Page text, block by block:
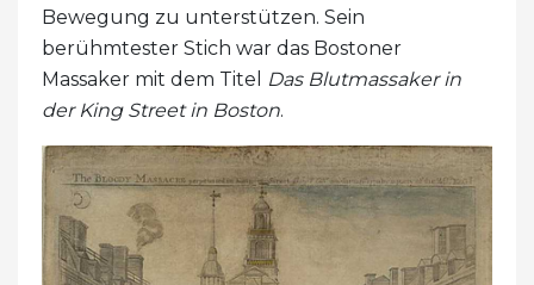
Bewegung zu unterstützen. Sein
berühmtester Stich war das Bostoner
Massaker mit dem Titel
Das Blutmassaker in
der King Street in Boston.